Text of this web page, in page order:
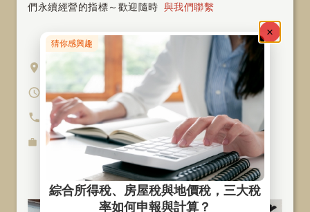
們永續經營的指標～歡迎隨時 與我們聯繫
公司地址 台北市萬華區中華路一段106號4樓
營業時間 週一至週五 10:00-19:00
聯絡電話 (02)7755-2669
服務項
社會住宅包租代管、商辦出租、
旅館經營、空間資產活化